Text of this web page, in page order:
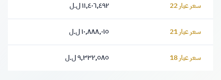
سعر عيار 22 ١١,٤٠٦,٤٩٢ ليرة
١١,٤٠٦,٤٩٢ ل.ل
سعر عيار 21 ١٠,٨٨٨,٠١٥ ليرة
١٠,٨٨٨,٠١٥ ل.ل
سعر عيار 18 ٩,٣٣٢,٥٨٥ ليرة
٩,٣٣٢,٥٨٥ ل.ل